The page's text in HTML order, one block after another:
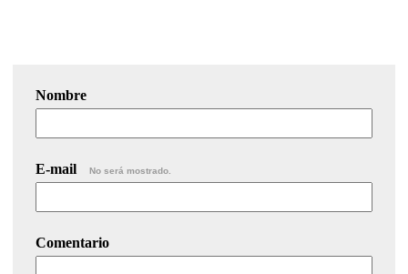
Nombre
E-mail No será mostrado.
Comentario